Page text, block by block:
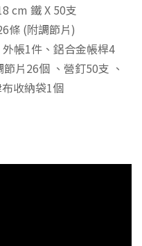
cm 鐵 X 50支
條 (附調節片)
帳1件、鋁合金帳桿4
片26個 、營釘50支 、
收納袋1個